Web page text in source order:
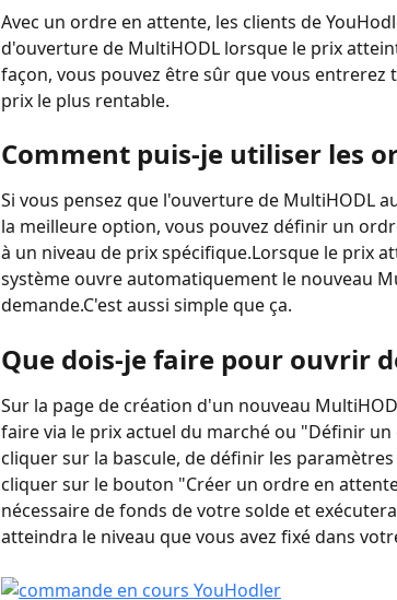
Avec un ordre en attente, les clients de
d'ouverture de MultiHODL lorsque le prix
façon, vous pouvez être sûr que vous
prix le plus rentable.
Comment puis-je utiliser les
Si vous pensez que l'ouverture de MultiHODL
la meilleure option, vous pouvez définir un
à un niveau de prix spécifique.Lorsque le prix
système ouvre automatiquement le nouveau
demande.C'est aussi simple que ça.
Que dois-je faire pour ouvrir
Sur la page de création d'un nouveau
faire via le prix actuel du marché ou "Définir
cliquer sur la bascule, de définir les
cliquer sur le bouton "Créer un ordre en
nécessaire de fonds de votre solde et
atteindra le niveau que vous avez fixé dans